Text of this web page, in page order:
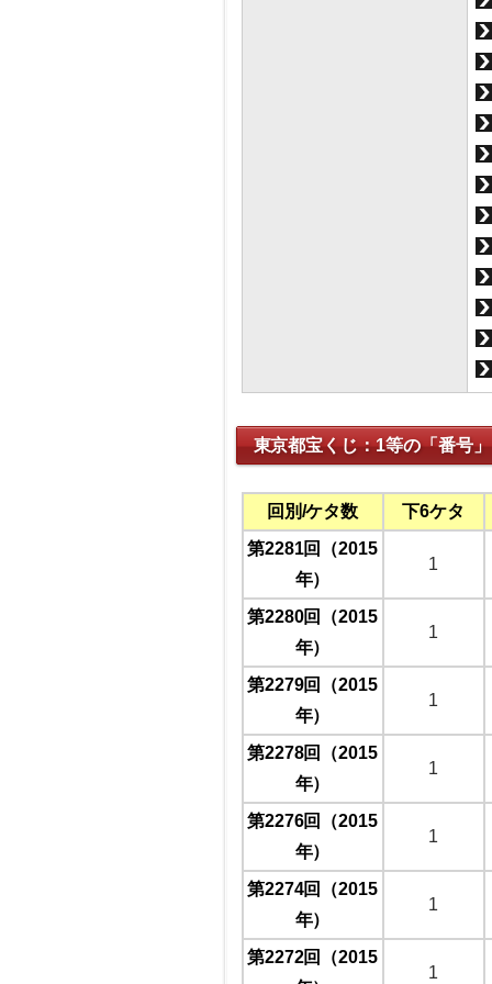
東京都宝くじ：1等の「番号」
回別/ケタ数
下6ケタ
第2281回（2015
年）
1
第2280回（2015
年）
1
第2279回（2015
年）
1
第2278回（2015
年）
1
第2276回（2015
年）
1
第2274回（2015
年）
1
第2272回（2015
1